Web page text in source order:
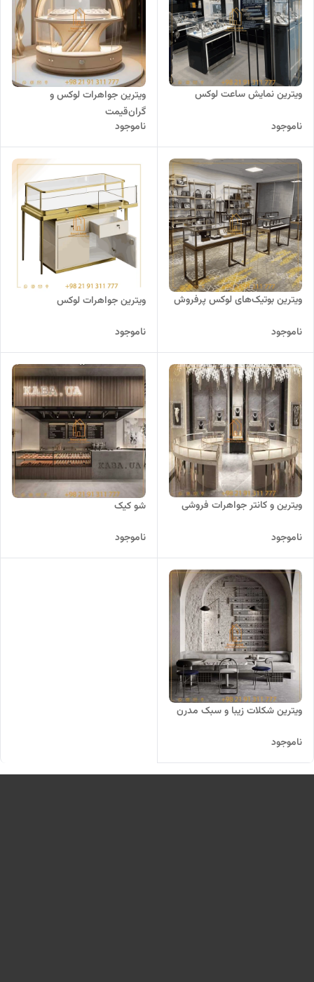
ویترین نمایش ساعت لوکس
ناموجود
ویترین جواهرات لوکس و
گران‌قیمت
ناموجود
ویترین بوتیک‌های لوکس پرفروش
ناموجود
ویترین جواهرات لوکس
ناموجود
ویترین و کانتر جواهرات فروشی
ناموجود
شو کیک
ناموجود
ویترین شکلات زیبا و سبک مدرن
ناموجود